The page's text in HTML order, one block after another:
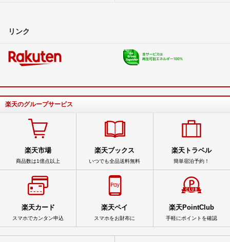
リンク
楽天のグループサービス
楽天市場
商品数は1億点以上
楽天ブックス
いつでも全品送料無料
楽天トラベル
簡単宿泊予約！
楽天カード
スマホでカンタン申込
楽天ペイ
スマホをお財布に
楽天PointClub
手軽にポイントを確認